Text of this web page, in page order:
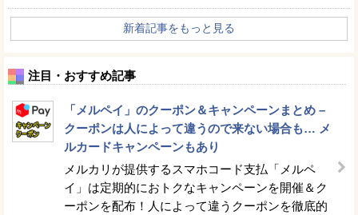
新着記事をもっと見る
注目・おすすめ記事
「メルペイ」のクーポン＆キャンペーンまとめ –
クーポンは人によって違うので来ない場合も… メ
ルカードキャンペーンもあり
メルカリが提供するスマホコード支払「メルペ
イ」は定期的におトクなキャンペーンを開催＆ク
ーポンを配布！人によって違うクーポンを徹底的